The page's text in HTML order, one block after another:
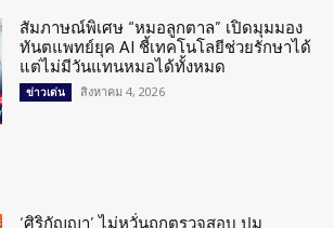
สัมภาษณ์พิเศษ “หมอลูกตาล” เปิดมุมมอง
ทันตแพทย์ยุค AI ชี้เทคโนโลยีช่วยรักษาได้
แต่ไม่มีวันแทนหมอได้ทั้งหมด
ข่าวเด่น สิงหาคม 4, 2026
‘ศิริกัญญา’ ไม่หวั่นถูกตรวจสอบ ปม